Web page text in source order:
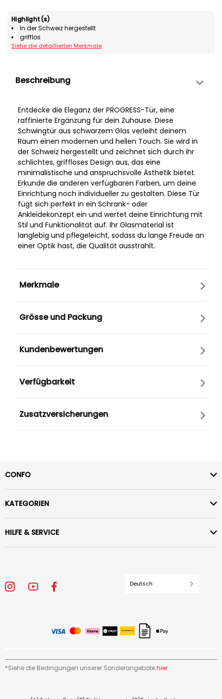
Highlight(s)
In der Schweiz hergestellt
grifflos
Siehe die detaillierten Merkmale
Beschreibung
Entdecke die Eleganz der PROGRESS-Tür, eine
raffinierte Ergänzung für dein Zuhause. Diese
Schwingtür aus schwarzem Glas verleiht deinem
Raum einen modernen und hellen Touch. Sie wird in
der Schweiz hergestellt und zeichnet sich durch ihr
schlichtes, griffloses Design aus, das eine
minimalistische und anspruchsvolle Ästhetik bietet.
Erkunde die anderen verfügbaren Farben, um deine
Einrichtung noch individueller zu gestalten. Diese Tür
fügt sich perfekt in ein Schrank- oder
Ankleidekonzept ein und wertet deine Einrichtung mit
Stil und Funktionalität auf. Ihr Glasmaterial ist
langlebig und pflegeleicht, sodass du lange Freude an
einer Optik hast, die Qualität ausstrahlt.
Merkmale
Grösse und Packung
Kundenbewertungen
Verfügbarkeit
Zusatzversicherungen
CONFO
KATEGORIEN
HILFE & SERVICE
Deutsch
*Siehe die Bedingungen unserer Sonderangebotehier.